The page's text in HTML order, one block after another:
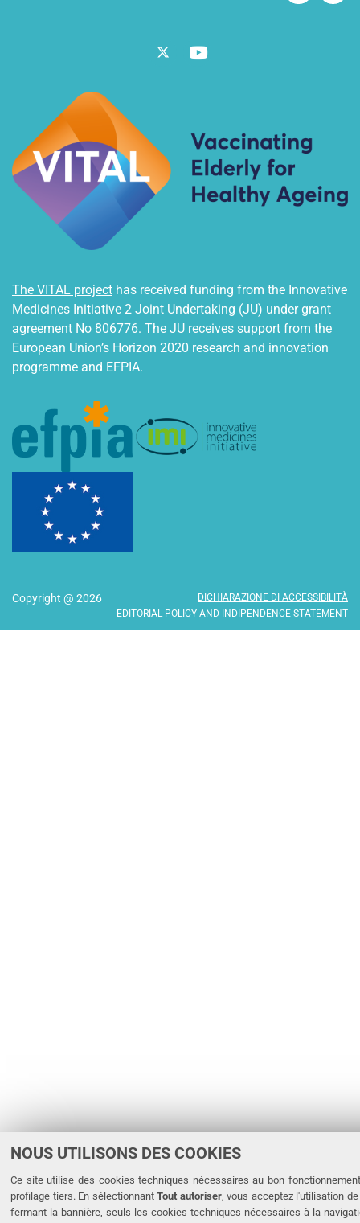
NOUS UTILISONS DES COOKIES
Ce site utilise des cookies techniques nécessaires au bon
profilage tiers. En sélectionnantTout autoriser, vous acceptez l'utilisation
fermant la bannière, seuls les cookies techniques nécessaires à la
TwitterVimeo
The VITAL project has received funding from the Innovative
Medicines Initiative 2 Joint Undertaking (JU) under grant
agreement No 806776. The JU receives support from the
European Union’s Horizon 2020 research and innovation
programme and EFPIA.
Copyright @ 2026
DICHIARAZIONE DI ACCESSIBILITÀ
EDITORIAL POLICY AND INDIPENDENCE STATEMENT